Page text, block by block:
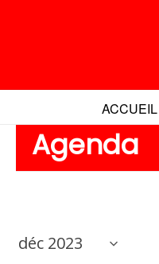
ACCUEIL
Agenda